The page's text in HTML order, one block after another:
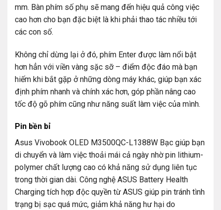
mm. Bàn phím số phụ sẽ mang đến hiệu quả công việc
cao hơn cho bạn đặc biệt là khi phải thao tác nhiều tới
các con số.
Không chỉ dừng lại ở đó, phím Enter được làm nổi bật
hơn hẳn với viền vàng sặc sỡ – điểm độc đáo mà bạn
hiếm khi bắt gặp ở những dòng máy khác, giúp bạn xác
định phím nhanh và chính xác hơn, góp phần nâng cao
tốc độ gõ phím cũng như năng suất làm việc của mình.
Pin bền bỉ
Asus Vivobook OLED M3500QC-L1388W Bạc giúp bạn
di chuyển và làm việc thoải mái cả ngày nhờ pin lithium-
polymer chất lượng cao có khả năng sử dụng liên tục
trong thời gian dài. Công nghệ ASUS Battery Health
Charging tích hợp độc quyền từ ASUS giúp pin tránh tình
trạng bị sạc quá mức, giảm khả năng hư hại do